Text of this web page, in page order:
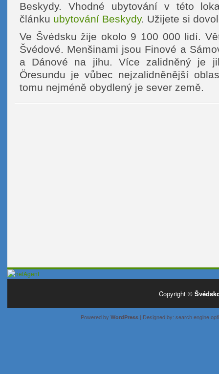
Beskydy. Vhodné ubytování v této
článku ubytování Beskydy. Užijete si
Ve Švédsku žije okolo 9 100 000 lidí.
Švédové. Menšinami jsou Finové a
a Dánové na jihu. Více zalidněný je
Öresundu je vůbec nejzalidněnější
tomu nejméně obydlený je sever země.
Copyright ©
Powered by WordPress| Designed by: search engine